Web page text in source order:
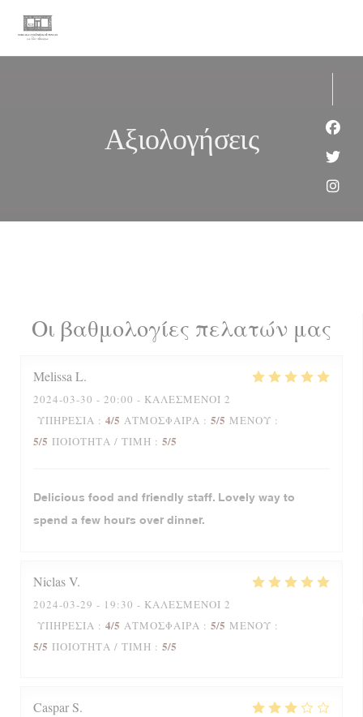
Αξιολογήσεις
Οι βαθμολογίες πελατών μας
MelissaL
2024-03-30 - 20:00 - ΚΑΛΕΣΜΈΝΟΙ 2
ΥΠΗΡΕΣΊΑ : 4/5 ΑΤΜΌΣΦΑΙΡΑ : 5/5 ΜΕΝΟΎ :
5/5 ΠΟΙΌΤΗΤΑ / ΤΙΜΉ : 5/5
Delicious food and friendly staff. Lovely way to
spend a few hours over dinner.
NiclasV
2024-03-29 - 19:30 - ΚΑΛΕΣΜΈΝΟΙ 2
ΥΠΗΡΕΣΊΑ : 4/5 ΑΤΜΌΣΦΑΙΡΑ : 5/5 ΜΕΝΟΎ :
5/5 ΠΟΙΌΤΗΤΑ / ΤΙΜΉ : 5/5
Caspar S